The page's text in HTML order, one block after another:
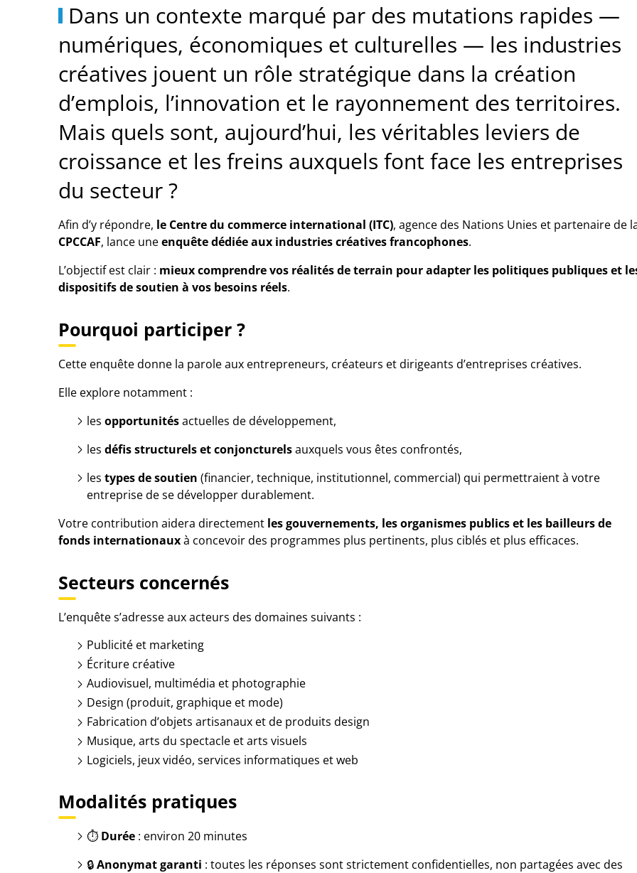
Dans un contexte marqué par des mutations rapides —
numériques, économiques et culturelles — les industries
créatives jouent un rôle stratégique dans la création
d’emplois, l’innovation et le rayonnement des territoires.
Mais quels sont, aujourd’hui, les véritables leviers de
croissance et les freins auxquels font face les entreprises
du secteur ?
Afin d’y répondre, le Centre du commerce international (ITC), agence des Nations Unies et partenaire de
CPCCAF, lance uneenquête dédiée aux industries créatives francophones.
L’objectif est clair : mieux comprendre vos réalités de terrain pour adapter les politiques publiques et
dispositifs de soutien à vos besoins réels.
Pourquoi participer ?
Cette enquête donne la parole aux entrepreneurs, créateurs et dirigeants d’entreprises créatives.
Elle explore notamment :
les opportunitésactuelles de développement,
les défis structurels et conjoncturelsauxquels vous êtes confrontés,
les types de soutien (financier, technique, institutionnel, commercial) qui permettraient à votre
entreprise de se développer durablement.
Votre contribution aidera directement les gouvernements, les organismes publics et les bailleurs de
fonds internationauxà concevoir des programmes plus pertinents, plus ciblés et plus efficaces.
Secteurs concernés
L’enquête s’adresse aux acteurs des domaines suivants :
Publicité et marketing
Écriture créative
Audiovisuel, multimédia et photographie
Design (produit, graphique et mode)
Fabrication d’objets artisanaux et de produits design
Musique, arts du spectacle et arts visuels
Logiciels, jeux vidéo, services informatiques et web
Modalités pratiques
⏱ Durée : environ 20 minutes
🔒Anonymat garanti : toutes les réponses sont strictement confidentielles, non partagées avec des